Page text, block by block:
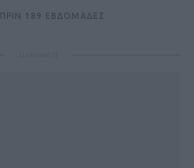
ΠΡΙΝ 189 ΕΒΔΟΜΆΔΕΣ